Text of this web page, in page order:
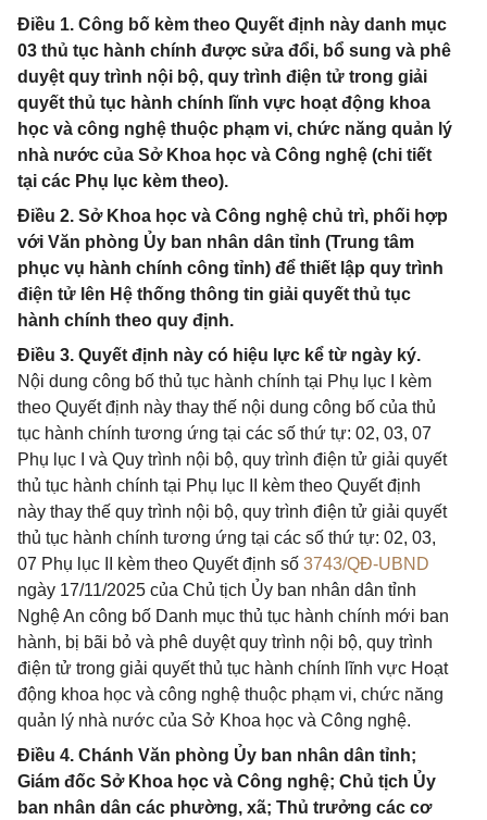
Điều 1. Công bố kèm theo Quyết định này danh mục
03 thủ tục hành chính được sửa đổi, bổ sung và phê
duyệt quy trình nội bộ, quy trình điện tử trong giải
quyết thủ tục hành chính lĩnh vực hoạt động khoa
học và công nghệ thuộc phạm vi, chức năng quản lý
nhà nước của Sở Khoa học và Công nghệ (chi tiết
tại các Phụ lục kèm theo).
Điều 2. Sở Khoa học và Công nghệ chủ trì, phối hợp
với Văn phòng Ủy ban nhân dân tỉnh (Trung tâm
phục vụ hành chính công tỉnh) để thiết lập quy trình
điện tử lên Hệ thống thông tin giải quyết thủ tục
hành chính theo quy định.
Điều 3. Quyết định này có hiệu lực kể từ ngày ký.
Nội dung công bố thủ tục hành chính tại Phụ lục I kèm
theo Quyết định này thay thế nội dung công bố của thủ
tục hành chính tương ứng tại các số thứ tự: 02, 03, 07
Phụ lục I và Quy trình nội bộ, quy trình điện tử giải quyết
thủ tục hành chính tại Phụ lục II kèm theo Quyết định
này thay thế quy trình nội bộ, quy trình điện tử giải quyết
thủ tục hành chính tương ứng tại các số thứ tự: 02, 03,
07 Phụ lục II kèm theo Quyết định số 3743/QĐ-UBND
ngày 17/11/2025 của Chủ tịch Ủy ban nhân dân tỉnh
Nghệ An công bố Danh mục thủ tục hành chính mới ban
hành, bị bãi bỏ và phê duyệt quy trình nội bộ, quy trình
điện tử trong giải quyết thủ tục hành chính lĩnh vực Hoạt
động khoa học và công nghệ thuộc phạm vi, chức năng
quản lý nhà nước của Sở Khoa học và Công nghệ.
Điều 4. Chánh Văn phòng Ủy ban nhân dân tỉnh;
Giám đốc Sở Khoa học và Công nghệ; Chủ tịch Ủy
ban nhân dân các phường, xã; Thủ trưởng các cơ